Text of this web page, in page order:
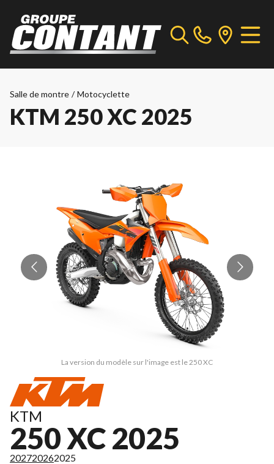
Salle de montre / Motocyclette
KTM 250 XC 2025
La version du modèle sur l'image est le 250 XC
KTM
250 XC 2025
202720262025